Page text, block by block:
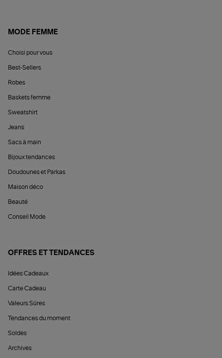
MODE FEMME
Choisi pour vous
Best-Sellers
Robes
Baskets femme
Sweatshirt
Jeans
Sacs à main
Bijoux tendances
Doudounes et Parkas
Maison déco
Beauté
Conseil Mode
OFFRES ET TENDANCES
Idées Cadeaux
Carte Cadeau
Valeurs Sûres
Tendances du moment
Soldes
Archives